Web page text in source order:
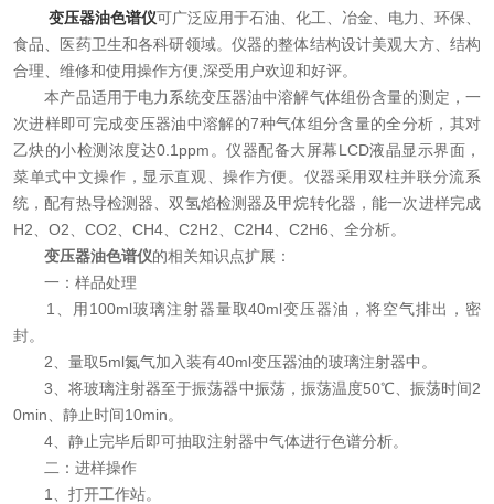
资料下载
在线留言
联系我们
变压器油色谱仪可广泛应用于石油、化工、冶金、电力、环保、
食品、医药卫生和各科研领域。仪器的整体结构设计美观大方、结构
合理、维修和使用操作方便,深受用户欢迎和好评。
本产品适用于电力系统变压器油中溶解气体组份含量的测定，一
次进样即可完成变压器油中溶解的7种气体组分含量的全分析，其对
乙炔的小检测浓度达0.1ppm。仪器配备大屏幕LCD液晶显示界面，
菜单式中文操作，显示直观、操作方便。仪器采用双柱并联分流系
统，配有热导检测器、双氢焰检测器及甲烷转化器，能一次进样完成
H2、O2、CO2、CH4、C2H2、C2H4、C2H6、全分析。
变压器油色谱仪的相关知识点扩展：
一：样品处理
1、用100ml玻璃注射器量取40ml变压器油，将空气排出，密
封。
2、量取5ml氮气加入装有40ml变压器油的玻璃注射器中。
3、将玻璃注射器至于振荡器中振荡，振荡温度50℃、振荡时间2
0min、静止时间10min。
4、静止完毕后即可抽取注射器中气体进行色谱分析。
二：进样操作
1、打开工作站。